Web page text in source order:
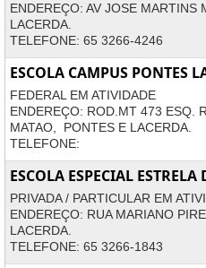
ENDEREÇO: AV JOSE
LACERDA.
TELEFONE: 65 3266-4246
ESCOLA CAMPUS PONTES
FEDERAL EM ATIVIDADE
ENDEREÇO: ROD.MT 473 ESQ.
MATAO, PONTES E LACERDA.
TELEFONE:
ESCOLA ESPECIAL
PRIVADA / PARTICULAR EM
ENDEREÇO: RUA MARIANO
LACERDA.
TELEFONE: 65 3266-1843